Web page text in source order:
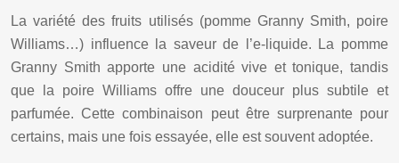
La variété des fruits utilisés (pomme Granny Smith, poire
Williams…) influence la saveur de l’e-liquide. La pomme
Granny Smith apporte une acidité vive et tonique, tandis
que la poire Williams offre une douceur plus subtile et
parfumée. Cette combinaison peut être surprenante pour
certains, mais une fois essayée, elle est souvent adoptée.